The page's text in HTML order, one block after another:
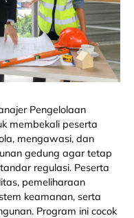
Pengelolaan
membekali peserta
mengawasi, dan
gedung agar tetap
regulasi. Peserta
pemeliharaan
keamanan, serta
Program ini cocok